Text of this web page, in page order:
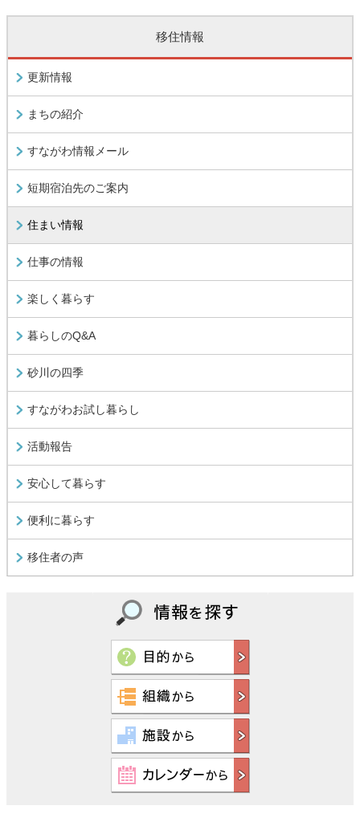
移住情報
更新情報
まちの紹介
すながわ情報メール
短期宿泊先のご案内
住まい情報
仕事の情報
楽しく暮らす
暮らしのQ&A
砂川の四季
すながわお試し暮らし
活動報告
安心して暮らす
便利に暮らす
移住者の声